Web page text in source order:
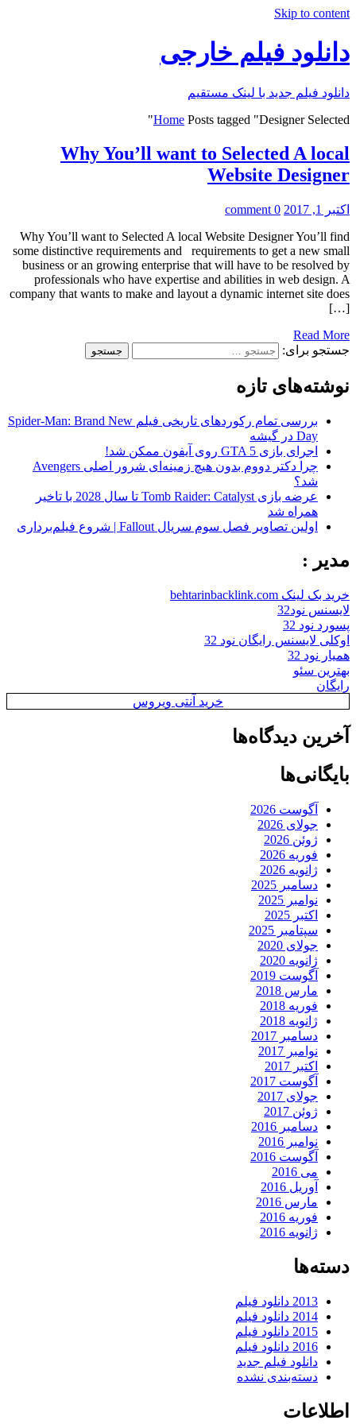
Skip to content
دانلود فیلم خارجی
دانلود فیلم جدید با لینک مستقیم
Home Posts tagged "Designer Selected"
Why You’ll want to Selected A local
Website Designer
اکتبر 1, 2017
0 comment
Why You’ll want to Selected A local Website Designer You’ll find
some distinctive requirements and requirements to get a new small
business or an growing enterprise that will have to be resolved by
professionals who have expertise and abilities in web design. A
company that wants to make and layout a dynamic internet site does
[…]
Read More
جستجو برای:
نوشته‌های تازه
بررسی تمام رکوردهای تاریخی فیلم Spider-Man: Brand New
Day در گیشه
اجرای بازی GTA 5 روی آیفون ممکن شد!
چرا دکتر دووم بدون هیچ زمینه‌ای شرور اصلی Avengers
شد؟
عرضه بازی Tomb Raider: Catalyst تا سال 2028 با تاخیر
همراه شد
اولین تصاویر فصل سوم سریال Fallout | شروع فیلم‌برداری
مدیر :
خرید بک لینک behtarinbacklink.com
لایسنس نود32
پسورد نود 32
اوکلی لایسنس رایگان نود 32
همیار نود 32
بهترین سئو
رایگان
خرید آنتی ویروس
آخرین دیدگاه‌ها
بایگانی‌ها
آگوست 2026
جولای 2026
ژوئن 2026
فوریه 2026
ژانویه 2026
دسامبر 2025
نوامبر 2025
اکتبر 2025
سپتامبر 2025
جولای 2020
ژانویه 2020
آگوست 2019
مارس 2018
فوریه 2018
ژانویه 2018
دسامبر 2017
نوامبر 2017
اکتبر 2017
آگوست 2017
جولای 2017
ژوئن 2017
دسامبر 2016
نوامبر 2016
آگوست 2016
می 2016
آوریل 2016
مارس 2016
فوریه 2016
ژانویه 2016
دسته‌ها
2013 دانلود فیلم
2014 دانلود فیلم
2015 دانلود فیلم
2016 دانلود فیلم
دانلود فیلم جدید
دسته‌بندی نشده
اطلاعات